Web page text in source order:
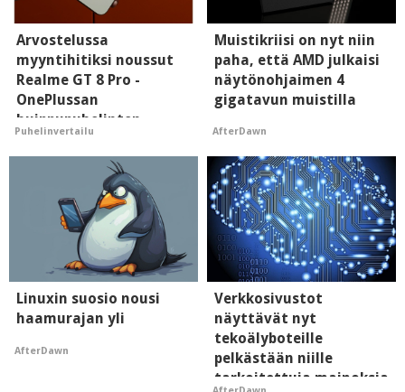
Arvostelussa
myyntihitiksi noussut
Realme GT 8 Pro -
OnePlussan
huippupuhelinten
"perillinen"
Puhelinvertailu
Muistikriisi on nyt niin
paha, että AMD julkaisi
näytönohjaimen 4
gigatavun muistilla
AfterDawn
Linuxin suosio nousi
haamurajan yli
AfterDawn
Verkkosivustot
näyttävät nyt
tekoälyboteille
pelkästään niille
tarkoitettuja mainoksia